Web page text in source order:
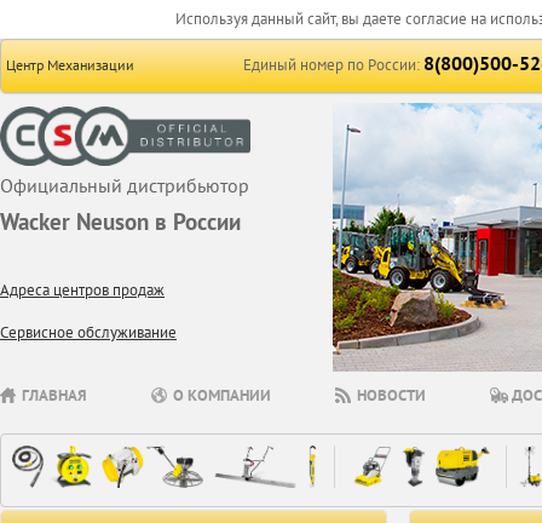
Используя данный сайт, вы даете согласие на
Центр Механизации Единый номер по России:8(800)500-
Официальный дистрибьютор
Wacker Neuson в России
Адреса центров продаж
Сервисное обслуживание
ГЛАВНАЯ О КОМПАНИИ НОВОСТИ